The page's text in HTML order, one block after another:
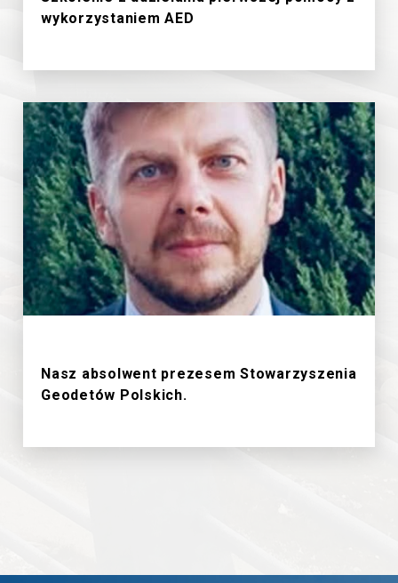
wykorzystaniem AED
Nasz absolwent prezesem Stowarzyszenia
Geodetów Polskich.